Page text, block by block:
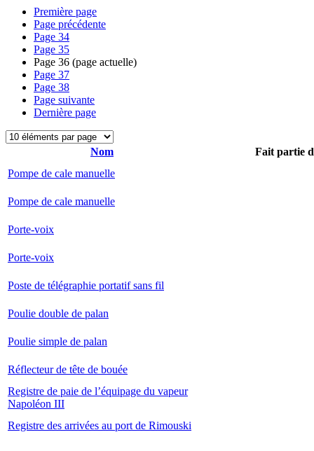
Première page
Page précédente
Page 34
Page 35
Page 36 (page actuelle)
Page 37
Page 38
Page suivante
Dernière page
Nom
Fait partie
Pompe de cale manuelle
Pompe de cale manuelle
Porte-voix
Porte-voix
Poste de télégraphie portatif sans fil
Poulie double de palan
Poulie simple de palan
Réflecteur de tête de bouée
Registre de paie de l’équipage du vapeur
Napoléon III
Registre des arrivées au port de Rimouski